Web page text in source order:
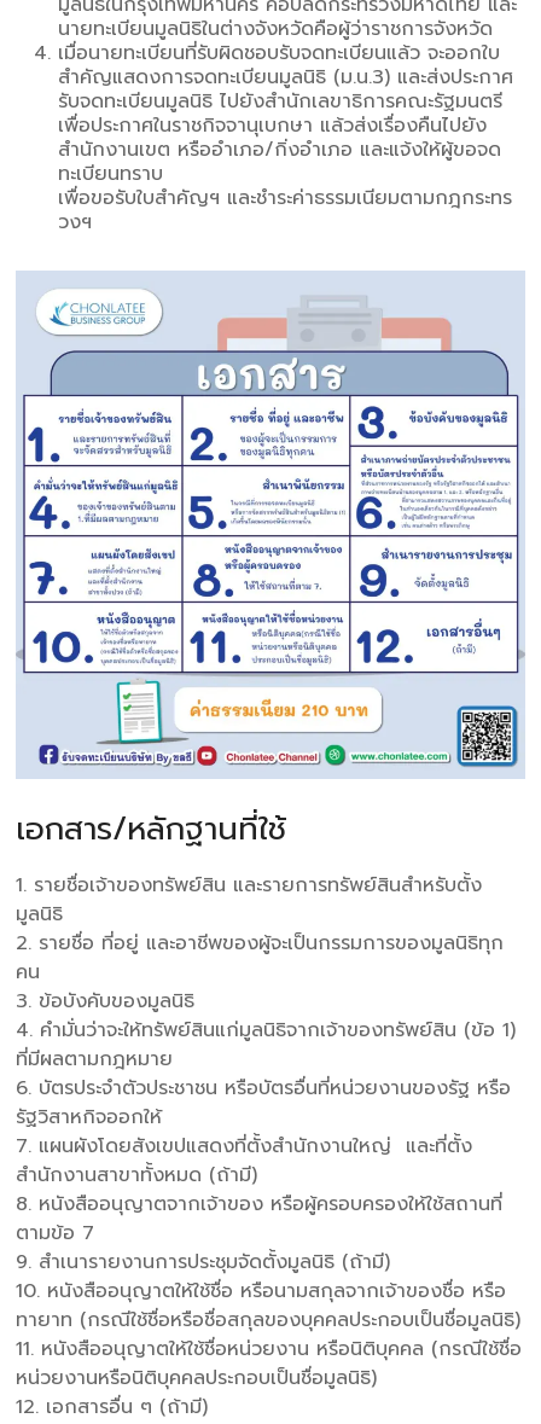
นายทะเบียนมูลนิธิในต่างจังหวัดคือผู้ว่าราชการจังหวัด
เมื่อนายทะเบียนที่รับผิดชอบรับจดทะเบียนแล้ว จะออกใบ
สำคัญแสดงการจดทะเบียนมูลนิธิ (ม.น.3) และส่งประกาศ
รับจดทะเบียนมูลนิธิ ไปยังสำนักเลขาธิการคณะรัฐมนตรี
เพื่อประกาศในราชกิจจานุเบกษา แล้วส่งเรื่องคืนไปยัง
สำนักงานเขต หรืออำเภอ/กิ่งอำเภอ และแจ้งให้ผู้ขอจด
ทะเบียนทราบ
เพื่อขอรับใบสำคัญฯ และชำระค่าธรรมเนียมตามกฎกระทร
วงฯ
เอกสาร/หลักฐานที่ใช้
1. รายชื่อเจ้าของทรัพย์สิน และรายการทรัพย์สินสำหรับตั้ง
มูลนิธิ
2. รายชื่อ ที่อยู่ และอาชีพของผู้จะเป็นกรรมการของมูลนิธิทุก
คน
3. ข้อบังคับของมูลนิธิ
4. คำมั่นว่าจะให้ทรัพย์สินแก่มูลนิธิจากเจ้าของทรัพย์สิน (ข้อ 1)
ที่มีผลตามกฎหมาย
6. บัตรประจำตัวประชาชน หรือบัตรอื่นที่หน่วยงานของรัฐ หรือ
รัฐวิสาหกิจออกให้
7. แผนผังโดยสังเขปแสดงที่ตั้งสำนักงานใหญ่ และที่ตั้ง
สำนักงานสาขาทั้งหมด (ถ้ามี)
8. หนังสืออนุญาตจากเจ้าของ หรือผู้ครอบครองให้ใช้สถานที่
ตามข้อ 7
9. สำเนารายงานการประชุมจัดตั้งมูลนิธิ (ถ้ามี)
10. หนังสืออนุญาตให้ใช้ชื่อ หรือนามสกุลจากเจ้าของชื่อ หรือ
ทายาท (กรณีใช้ชื่อหรือชื่อสกุลของบุคคลประกอบเป็นชื่อมูลนิธิ)
11. หนังสืออนุญาตให้ใช้ชื่อหน่วยงาน หรือนิติบุคคล (กรณีใช้ชื่อ
หน่วยงานหรือนิติบุคคลประกอบเป็นชื่อมูลนิธิ)
12. เอกสารอื่น ๆ (ถ้ามี)